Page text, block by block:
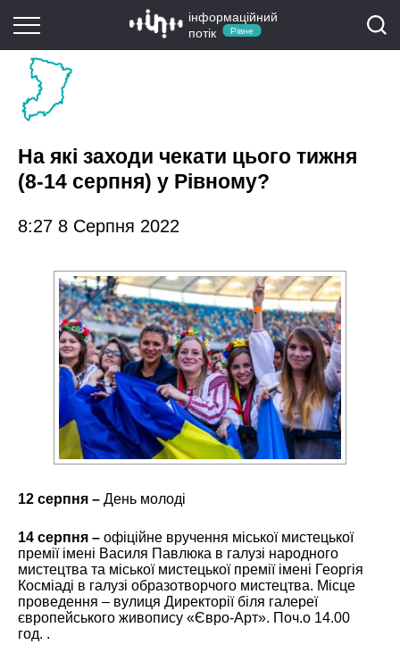
інформаційний
потік
Рівне
На які заходи чекати цього тижня
(8-14 серпня) у Рівному?
8:27 8 Серпня 2022
12 серпня – День молоді
14 серпня – офіційне вручення міської мистецької
премії імені Василя Павлюка в галузі народного
мистецтва та міської мистецької премії імені Георгія
Косміаді в галузі образотворчого мистецтва. Місце
проведення – вулиця Директорії біля галереї
європейського живопису «Євро-Арт». Поч.о 14.00
год. .